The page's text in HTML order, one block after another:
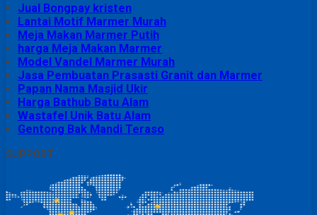
Jual Bongpay kristen
Lantai Motif Marmer Murah
Meja Makan Marmer Putih
harga Meja Makan Marmer
Model Vandel Marmer Murah
Jasa Pembuatan Prasasti Granit dan Marmer
Papan Nama Masjid Ukir
Harga Bathub Batu Alam
Wastafel Unik Batu Alam
Gentong Bak Mandi Teraso
SUPPORT